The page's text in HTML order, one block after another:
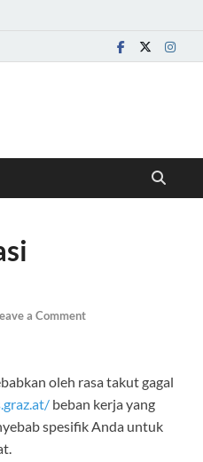
a Comment
oleh rasa takut gagal
beban kerja yang
spesifik Anda untuk